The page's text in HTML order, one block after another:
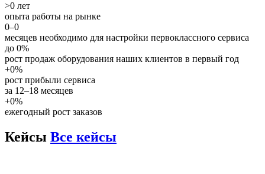
>0 лет
опыта работы на рынке
0–0
месяцев необходимо для настройки первоклассного сервиса
до 0%
рост продаж оборудования наших клиентов в первый год
+0%
рост прибыли сервиса
за 12–18 месяцев
+0%
ежегодный рост заказов
Кейсы Все кейсы